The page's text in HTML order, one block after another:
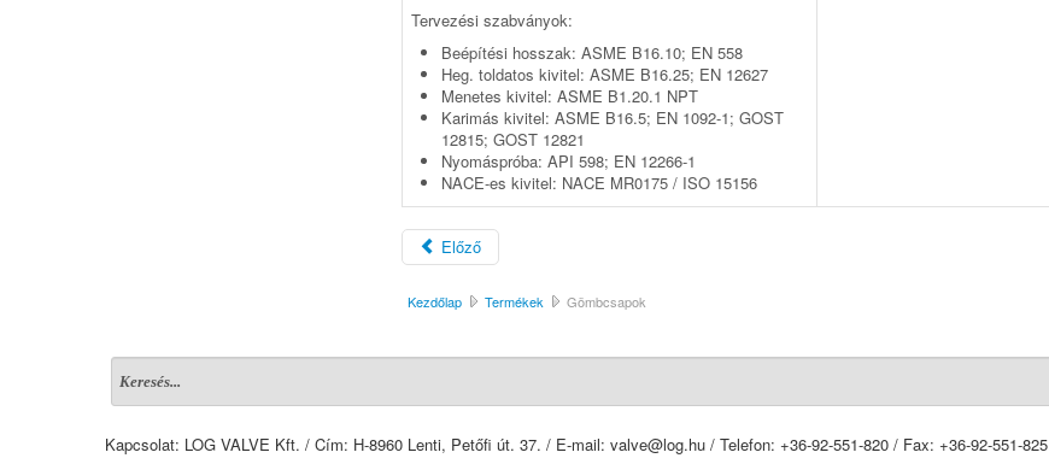
Tervezési szabványok:
Beépítési hosszak: ASME B16.10; EN 558
Heg. toldatos kivitel: ASME B16.25; EN 12627
Menetes kivitel: ASME B1.20.1 NPT
Karimás kivitel: ASME B16.5; EN 1092-1; GOST
12815; GOST 12821
Nyomáspróba: API 598; EN 12266-1
NACE-es kivitel: NACE MR0175 / ISO 15156
Előző
Kezdőlap Termékek Gömbcsapok
Kapcsolat: LOG VALVE Kft. / Cím: H-8960 Lenti, Petőfi út. 37. / E-mail: valve@log.hu / Telefon: +36-92-551-820 / Fax: +36-92-551-825